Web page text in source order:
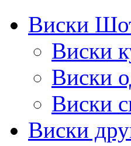
Виски
Виски
Виски
Виски
Виски